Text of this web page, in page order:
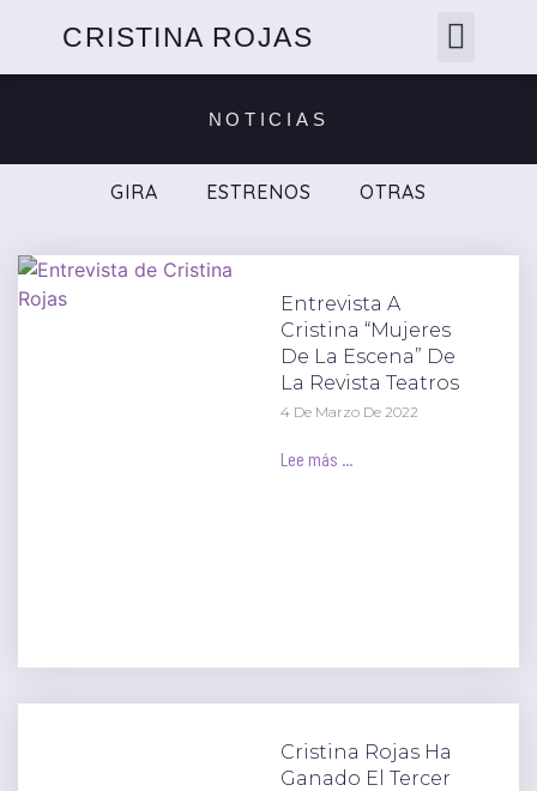
CRISTINA ROJAS
NOTICIAS
GIRA ESTRENOS OTRAS
Entrevista A
Cristina “Mujeres
De La Escena” De
La Revista Teatros
4 De Marzo De 2022
Lee más ...
Cristina Rojas Ha
Ganado El Tercer